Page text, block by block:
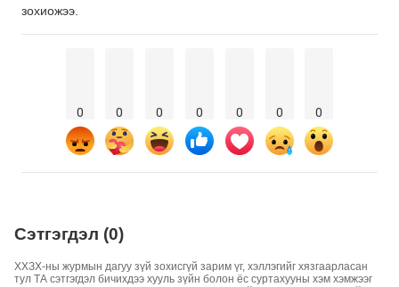
зохиожээ.
0 0 0 0 0 0 0
Сэтгэгдэл (0)
ХХЗХ-ны журмын дагуу зүй зохисгүй зарим үг, хэллэгийг хязгаарласан
тул ТА сэтгэгдэл бичихдээ хууль зүйн болон ёс суртахууны хэм хэмжээг